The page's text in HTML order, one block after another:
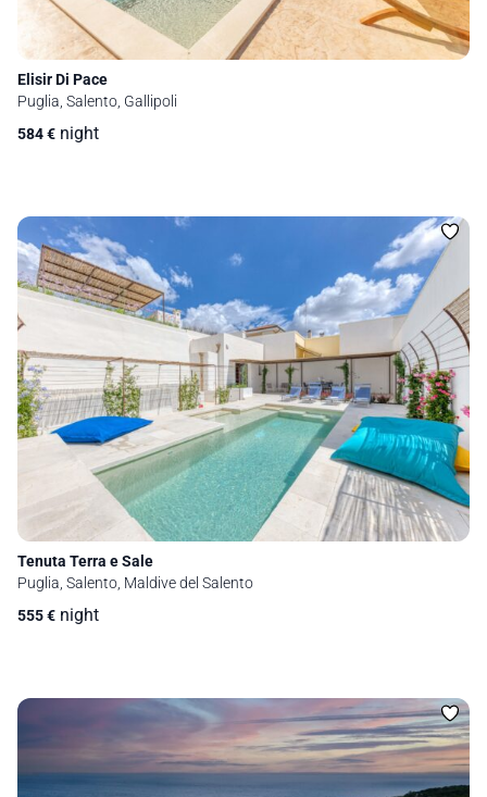
Elisir Di Pace
Puglia, Salento, Gallipoli
584€ night
Tenuta Terra e Sale
Puglia, Salento, Maldive del Salento
555€ night